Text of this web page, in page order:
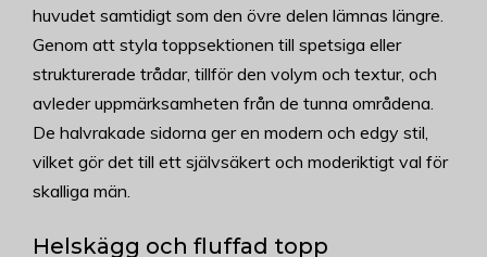
huvudet samtidigt som den övre delen lämnas längre.
Genom att styla toppsektionen till spetsiga eller
strukturerade trådar, tillför den volym och textur, och
avleder uppmärksamheten från de tunna områdena.
De halvrakade sidorna ger en modern och edgy stil,
vilket gör det till ett självsäkert och moderiktigt val för
skalliga män.
Helskägg och fluffad topp